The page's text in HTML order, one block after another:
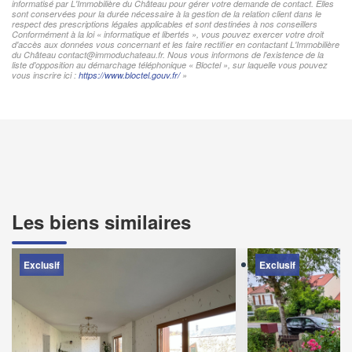
informatisé par L'Immobilière du Château pour gérer votre demande de contact. Elles
sont conservées pour la durée nécessaire à la gestion de la relation client dans le
respect des prescriptions légales applicables et sont destinées à nos conseillers
Conformément à la loi « informatique et libertés », vous pouvez exercer votre droit
d'accès aux données vous concernant et les faire rectifier en contactant L'Immobilière
du Château contact@immoduchateau.fr. Nous vous informons de l'existence de la
liste d'opposition au démarchage téléphonique « Bloctel », sur laquelle vous pouvez
vous inscrire ici : https://www.bloctel.gouv.fr/»
Les biens similaires
Exclusif Exclusif